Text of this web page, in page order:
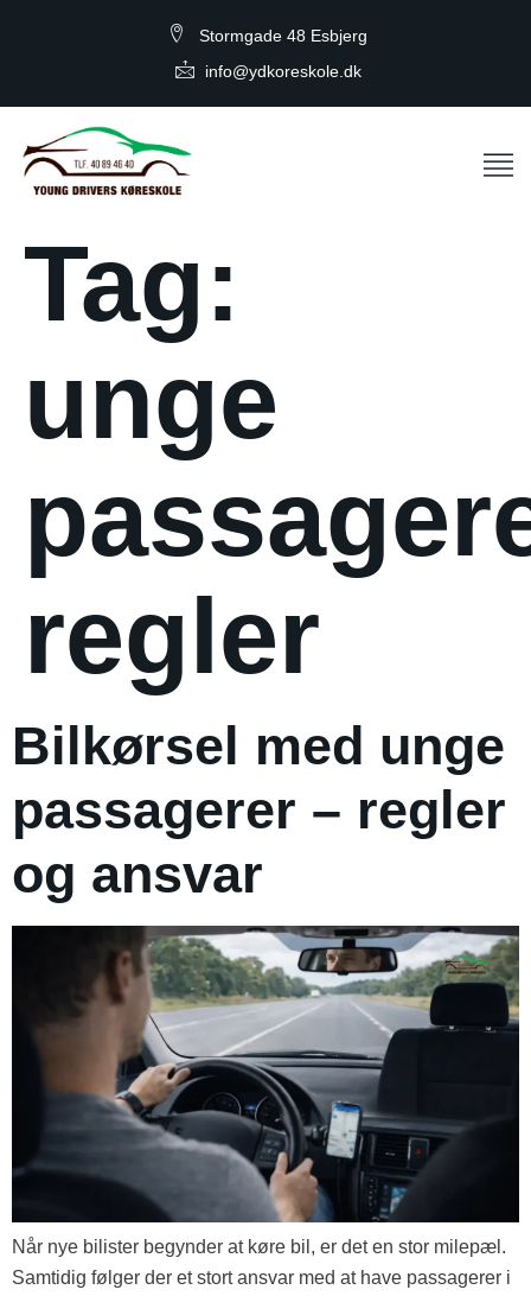
Stormgade 48 Esbjerg
info@ydkoreskole.dk
Tag:
unge
regler
Bilkørsel med unge
passagerer – regler
og ansvar
Når nye bilister begynder at køre bil, er det en stor milepæl.
Samtidig følger der et stort ansvar med at have passagerer i